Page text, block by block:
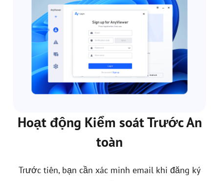
Hoạt động Kiểm soát Trước An
toàn
Trước tiên, bạn cần xác minh email khi đăng ký